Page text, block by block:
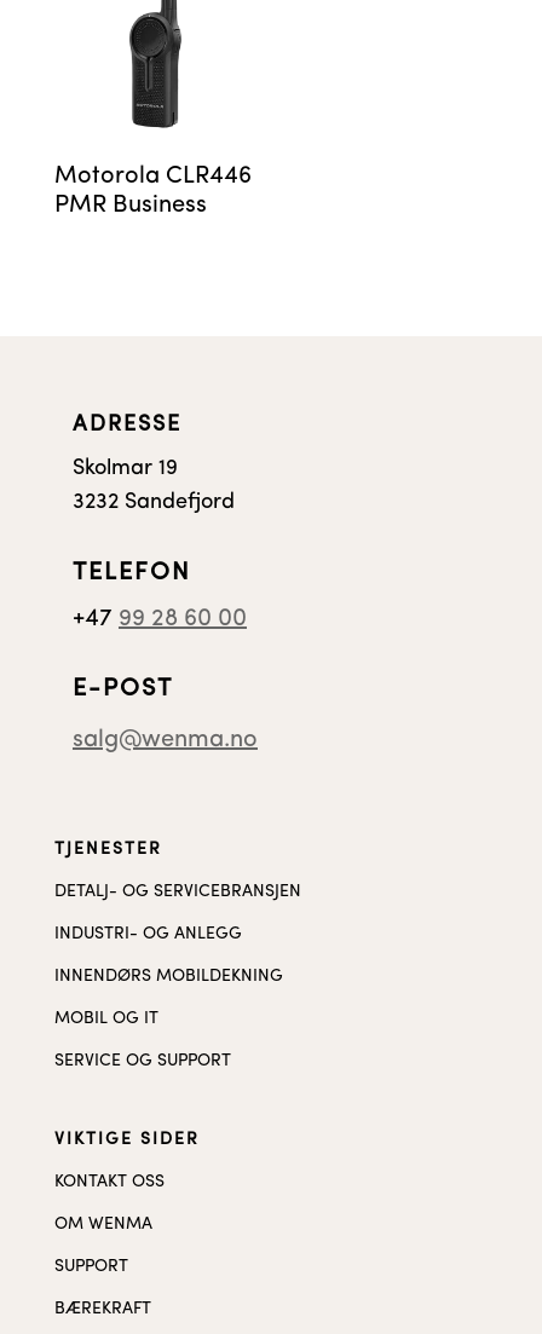
Motorola CLR446
PMR Business
ADRESSE
Skolmar 19
3232 Sandefjord
TELEFON
+47 99 28 60 00
E-POST
salg@wenma.no
TJENESTER
DETALJ- OG SERVICEBRANSJEN
INDUSTRI- OG ANLEGG
INNENDØRS MOBILDEKNING
MOBIL OG IT
SERVICE OG SUPPORT
VIKTIGE SIDER
KONTAKT OSS
OM WENMA
SUPPORT
BÆREKRAFT